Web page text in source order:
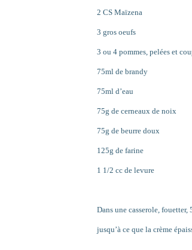
2 CS Maïzena
3 gros oeufs
3 ou 4 pommes, pelées et
75ml de brandy
75ml d’eau
75g de cerneaux de noix
75g de beurre doux
125g de farine
1 1/2 cc de levure
Dans une casserole,
jusqu’à ce que la crème